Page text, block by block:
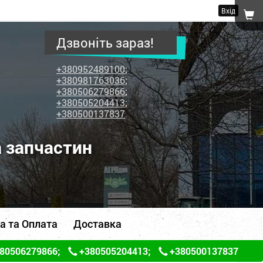
Вхід
Дзвоніть зараз!
+380952489100;
+380981763036;
+380506279866;
+380505204413;
+380500137837
запчастин
та Оплата Доставка
; +380505204413; +380500137837